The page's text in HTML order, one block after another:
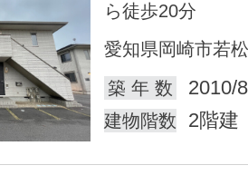
ら徒歩20分
愛知県岡崎市若
築 年 数
2010/
建物階数 2階建